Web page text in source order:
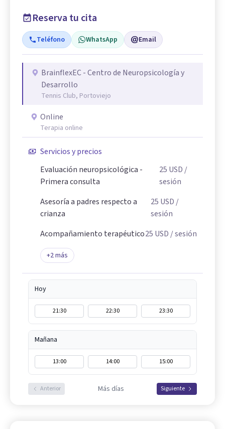
Reserva tu cita
Teléfono WhatsApp Email
BrainflexEC - Centro de Neuropsicología y
Desarrollo
Tennis Club, Portoviejo
Online
Terapia online
Servicios y precios
Evaluación neuropsicológica -
Primera consulta
25 USD /
sesión
Asesoría a padres respecto a
crianza
25 USD /
sesión
Acompañamiento terapéutico25 USD / sesión
+2más
Hoy
21:30 22:30 23:30
Mañana
13:00 14:00 15:00
Anterior Más días Siguiente